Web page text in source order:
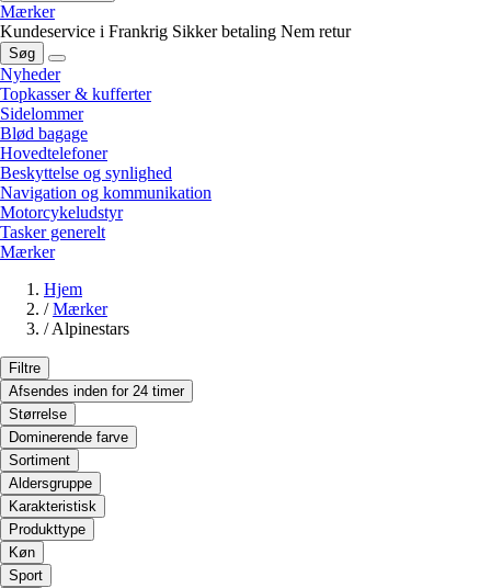
Mærker
Kundeservice i Frankrig Sikker betaling Nem retur
Søg
Nyheder
Topkasser & kufferter
Sidelommer
Blød bagage
Hovedtelefoner
Beskyttelse og synlighed
Navigation og kommunikation
Motorcykeludstyr
Tasker generelt
Mærker
Hjem
/ Mærker
/ Alpinestars
Filtre
Afsendes inden for 24 timer
Størrelse
Dominerende farve
Sortiment
Aldersgruppe
Karakteristisk
Produkttype
Køn
Sport